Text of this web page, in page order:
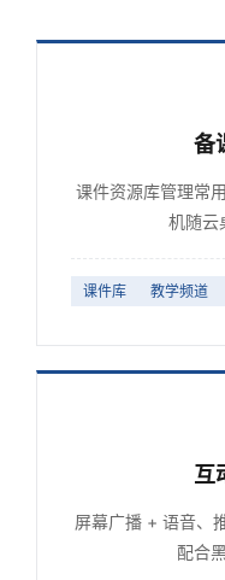
备
课件资源库管理常
机随云
课件库 教学频道
互
屏幕广播 + 语音、
配合